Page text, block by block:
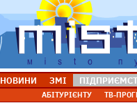
НОВИНИ ЗМІ
АБІТУРІЄНТУ ТВ-